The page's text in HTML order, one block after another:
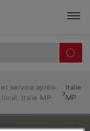
service après-
Italie MP
Italie
MP